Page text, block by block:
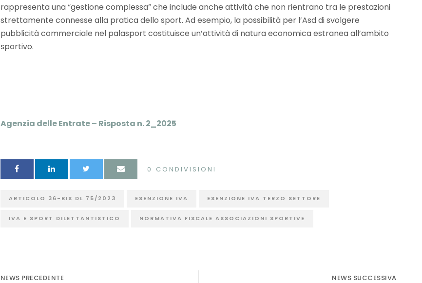
rappresenta una “gestione complessa” che include anche attività che non rientrano tra le prestazioni
strettamente connesse alla pratica dello sport. Ad esempio, la possibilità per l’Asd di svolgere
pubblicità commerciale nel palasport costituisce un’attività di natura economica estranea all’ambito
sportivo.
Agenzia delle Entrate – Risposta n. 2_2025
0 CONDIVISIONI
ARTICOLO 36-BIS DL 75/2023 ESENZIONE IVA ESENZIONE IVA TERZO SETTORE
IVA E SPORT DILETTANTISTICO NORMATIVA FISCALE ASSOCIAZIONI SPORTIVE
NEWS PRECEDENTE NEWS SUCCESSIVA